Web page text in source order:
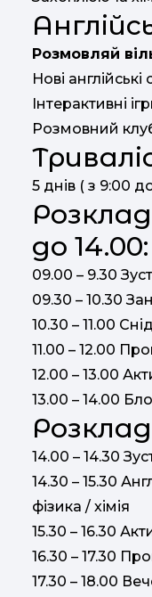
Розмовляй
Нові
Інтерактивні
Розмовний
5 днів ( з 9:00
до 14.00:
09.00 – 9.30
09.30 – 10.30
10.30 – 11.00
11.00 – 12.00
12.00 – 13.00
13.00 – 14.00
14.00 – 14.30
14.30 – 15.30
фізика / хімія
15.30 – 16.30
16.30 – 17.30
17.30 – 18.00